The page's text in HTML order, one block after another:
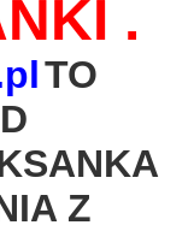
.
TO
Z